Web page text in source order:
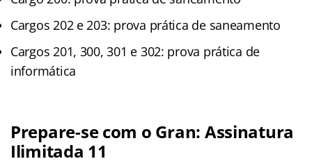
Cargos 202 e 203: prova prática de saneamento
Cargos 201, 300, 301 e 302: prova prática de
informática
Prepare-se com o Gran: Assinatura
Ilimitada 11